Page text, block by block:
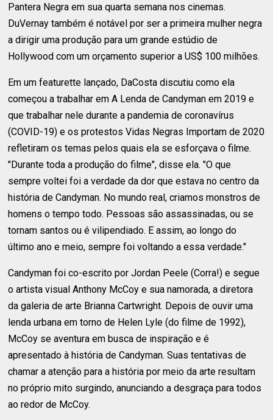
Pantera Negra em sua quarta semana nos cinemas.
DuVernay também é notável por ser a primeira mulher negra
a dirigir uma produção para um grande estúdio de
Hollywood com um orçamento superior a US$ 100 milhões.
Em um featurette lançado, DaCosta discutiu como ela
começou a trabalhar em A Lenda de Candyman em 2019 e
que trabalhar nele durante a pandemia de coronavírus
(COVID-19) e os protestos Vidas Negras Importam de 2020
refletiram os temas pelos quais ela se esforçava o filme.
"Durante toda a produção do filme", ​​disse ela. "O que
sempre voltei foi a verdade da dor que estava no centro da
história de Candyman. No mundo real, criamos monstros de
homens o tempo todo. Pessoas são assassinadas, ou se
tornam santos ou é vilipendiado. E assim, ao longo do
último ano e meio, sempre foi voltando a essa verdade."
Candyman foi co-escrito por Jordan Peele (Corra!) e segue
o artista visual Anthony McCoy e sua namorada, a diretora
da galeria de arte Brianna Cartwright. Depois de ouvir uma
lenda urbana em torno de Helen Lyle (do filme de 1992),
McCoy se aventura em busca de inspiração e é
apresentado à história de Candyman. Suas tentativas de
chamar a atenção para a história por meio da arte resultam
no próprio mito surgindo, anunciando a desgraça para todos
ao redor de McCoy.